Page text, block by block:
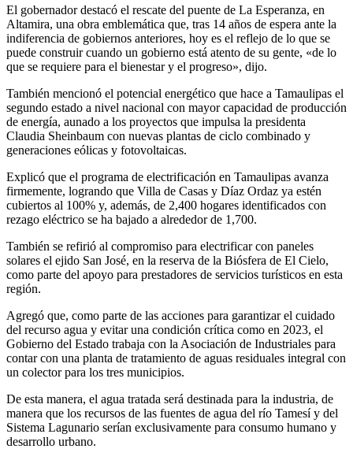
El gobernador destacó el rescate del puente de La Esperanza, en
Altamira, una obra emblemática que, tras 14 años de espera ante la
indiferencia de gobiernos anteriores, hoy es el reflejo de lo que se
puede construir cuando un gobierno está atento de su gente, «de lo
que se requiere para el bienestar y el progreso», dijo.
También mencionó el potencial energético que hace a Tamaulipas el
segundo estado a nivel nacional con mayor capacidad de producción
de energía, aunado a los proyectos que impulsa la presidenta
Claudia Sheinbaum con nuevas plantas de ciclo combinado y
generaciones eólicas y fotovoltaicas.
Explicó que el programa de electrificación en Tamaulipas avanza
firmemente, logrando que Villa de Casas y Díaz Ordaz ya estén
cubiertos al 100% y, además, de 2,400 hogares identificados con
rezago eléctrico se ha bajado a alrededor de 1,700.
También se refirió al compromiso para electrificar con paneles
solares el ejido San José, en la reserva de la Biósfera de El Cielo,
como parte del apoyo para prestadores de servicios turísticos en esta
región.
Agregó que, como parte de las acciones para garantizar el cuidado
del recurso agua y evitar una condición crítica como en 2023, el
Gobierno del Estado trabaja con la Asociación de Industriales para
contar con una planta de tratamiento de aguas residuales integral con
un colector para los tres municipios.
De esta manera, el agua tratada será destinada para la industria, de
manera que los recursos de las fuentes de agua del río Tamesí y del
Sistema Lagunario serían exclusivamente para consumo humano y
desarrollo urbano.